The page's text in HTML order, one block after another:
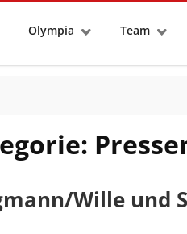
Olympia Team
Wille und